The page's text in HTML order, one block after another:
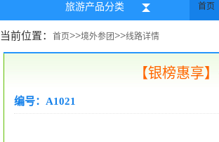
旅游产品分类 首页
当前位置： 首页>>境外参团>>线路详情
【银榜惠享
编号：A1021